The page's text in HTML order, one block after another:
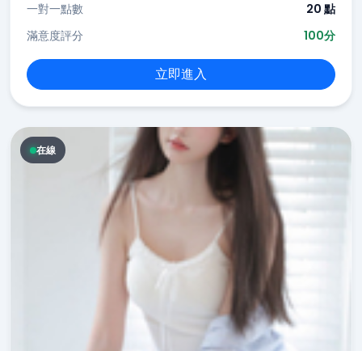
一對一點數
20 點
滿意度評分
100分
立即進入
在線